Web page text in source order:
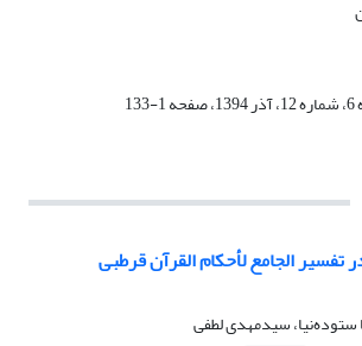
133
الجامع لأحکام القرآن قرطبی
سیدمهدی لطفی